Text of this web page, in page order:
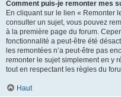
Comment puis-je remonter mes
En cliquant sur le lien « Remonter
consulter un sujet, vous pouvez
à la première page du forum.
fonctionnalité a peut-être été
les remontées n’a peut-être pas
remonter le sujet simplement en y
tout en respectant les règles du
Haut